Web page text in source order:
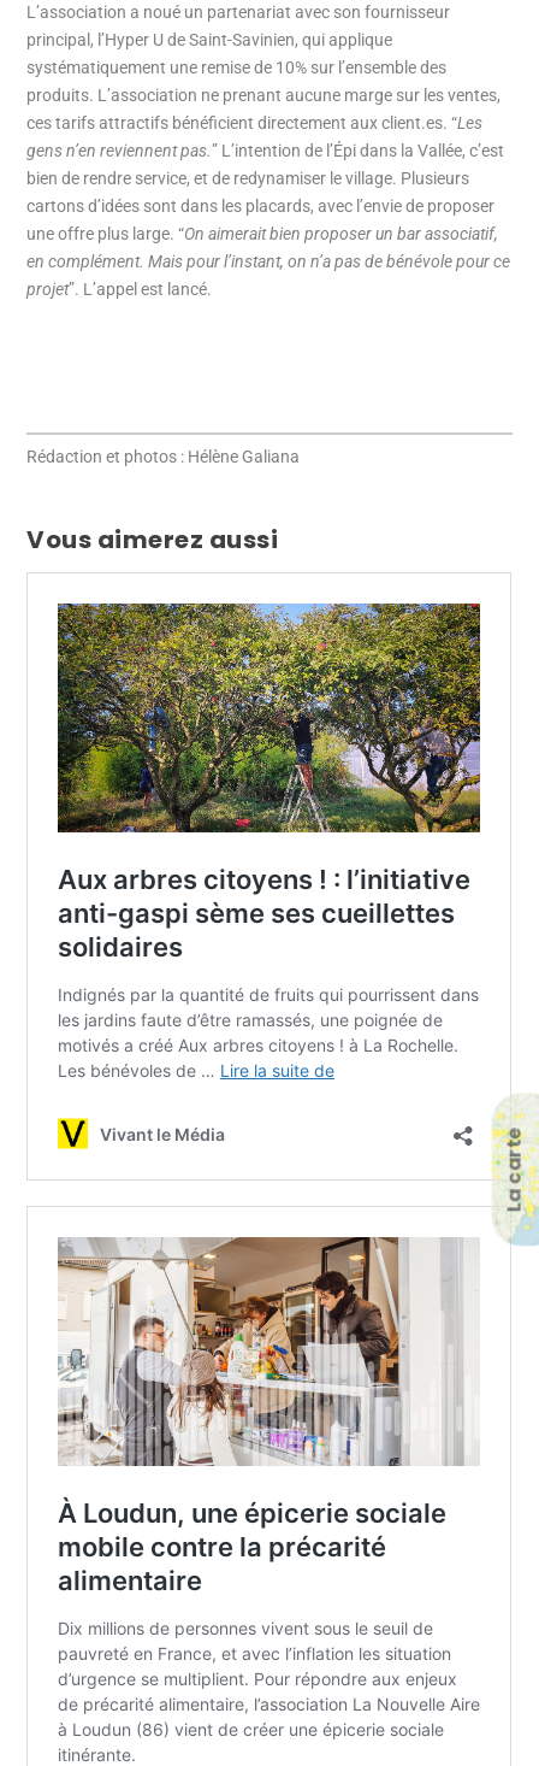
La carte
L’association a noué un partenariat avec son fournisseur
principal, l’Hyper U de Saint-Savinien, qui applique
systématiquement une remise de 10% sur l’ensemble des
produits. L’association ne prenant aucune marge sur les ventes,
ces tarifs attractifs bénéficient directement aux client.es. “Les
gens n’en reviennent pas.” L’intention de l’Épi dans la Vallée, c’est
bien de rendre service, et de redynamiser le village. Plusieurs
cartons d’idées sont dans les placards, avec l’envie de proposer
une offre plus large. “On aimerait bien proposer un bar associatif,
en complément. Mais pour l’instant, on n’a pas de bénévole pour ce
projet”. L’appel est lancé.
Rédaction et photos : Hélène Galiana
Vous aimerez aussi